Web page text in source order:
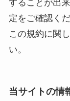
することが出
定をご確認くだ
この規約に関
い。
当サイトの情